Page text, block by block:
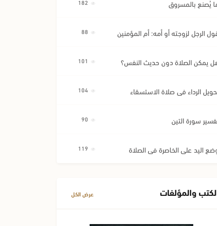
يُصنع بالمسروق
الرجل لزوجته أو أمه: أم المؤمنين
يمكن الصلاة دون حديث النفس؟
الرداء في صلاة الاستسقاء
سورة التين
اليد على الخاصرة في الصلاة
والمؤلفات عرض الكل